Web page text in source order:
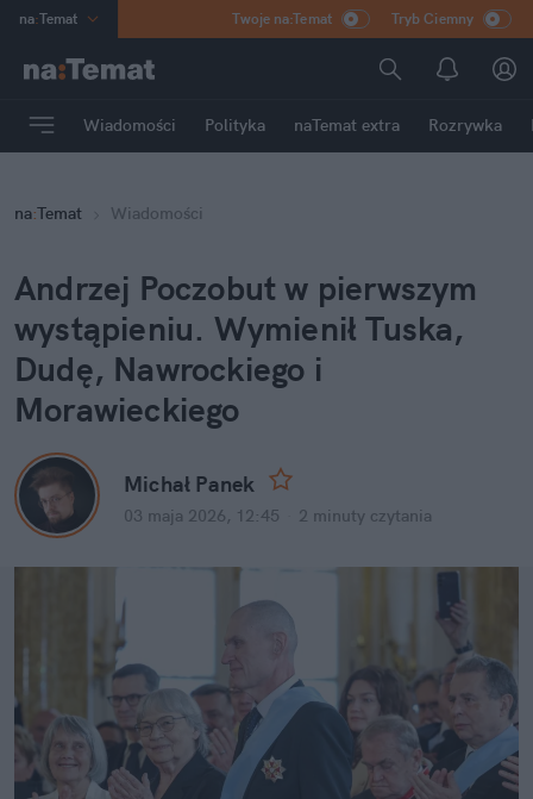
na:Temat
Poland
mama
Rozrywka
Twoje na:Temat Tryb Ciemny
Wiadomości Polityka naTemat extra Rozrywka
na:Temat Wiadomości
Andrzej Poczobut w pierwszym
wystąpieniu. Wymienił Tuska,
Dudę, Nawrockiego i
Morawieckiego
Michał Panek
03 maja 2026, 12:45 2 minuty czytania